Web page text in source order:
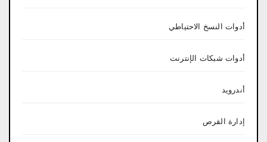
أدوات النسخ الاحتياطي
أدوات شبكات الإنترنت
أندرويد
إدارة القرص